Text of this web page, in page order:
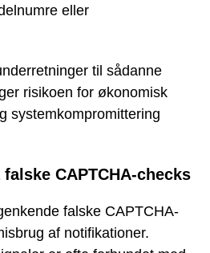
eller
til sådanne
risikoen for økonomisk
systemkompromittering
CAPTCHA-checks
falske CAPTCHA-
af notifikationer.